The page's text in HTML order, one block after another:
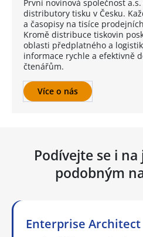
První novinová společnost
distributory tisku v Česku.
a časopisy na tisíce
Kromě distribuce tiskovin
oblasti předplatného a
informace rychle a efektivně
čtenářům.
Více o nás
Podívejte se i
podobným
Enterprise Architect